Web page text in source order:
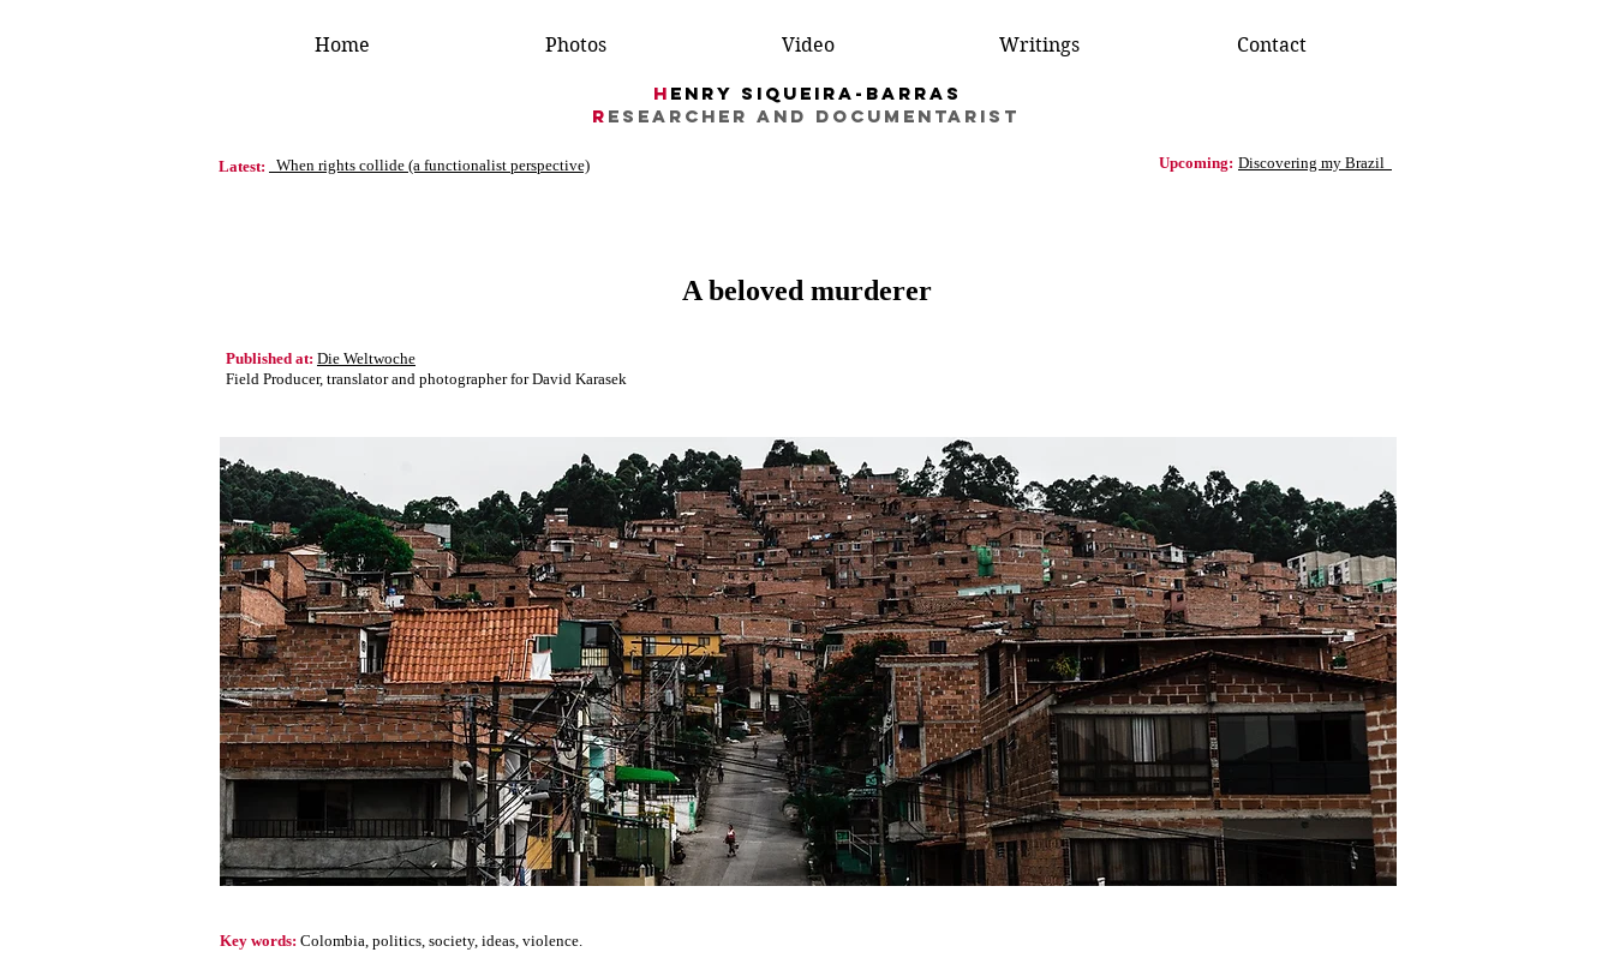
Home Photos Video Writings Contact
H enry Siqueira-Barras
R esearcher AND DocumentarIST
Latest: When rights collide (a functionalist perspective) Upcoming: Discovering my Brazil
A beloved murderer
Published at: Die Weltwoche
Field Producer, translator and photographer for David Karasek
Key words: Colombia, politics, society, ideas, violence.